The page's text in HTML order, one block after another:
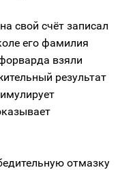
свой счёт записал
его фамилия
взяли
результат
отмазку